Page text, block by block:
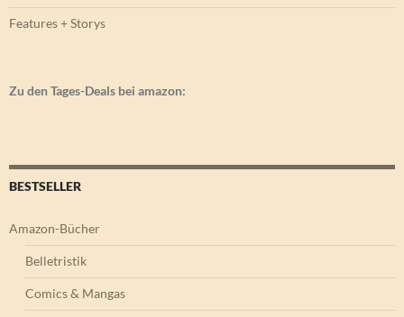
Features + Storys
Zu den Tages-Deals bei amazon:
BESTSELLER
Amazon-Bücher
Belletristik
Comics & Mangas